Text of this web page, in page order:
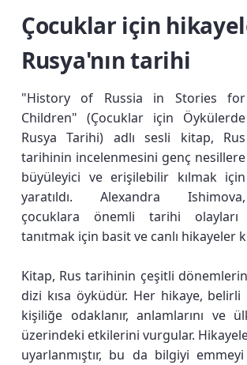
Çocuklar için
Rusya'nın tarihi
"History of Russia in Stories for
Children" (Çocuklar için Öykülerde
Rusya Tarihi) adlı sesli kitap, Rus
tarihinin incelenmesini genç nesillere
büyüleyici ve erişilebilir kılmak için
yaratıldı. Alexandra Ishimova,
çocuklara önemli tarihi
tanıtmak için basit ve canlı hikayeler
Kitap, Rus tarihinin çeşitli
dizi kısa öyküdür. Her hikaye,
kişiliğe odaklanır, anlamlarını ve
üzerindeki etkilerini vurgular.
uyarlanmıştır, bu da bilgiyi